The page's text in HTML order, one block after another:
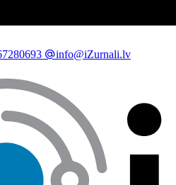
info@iZurnali.lv